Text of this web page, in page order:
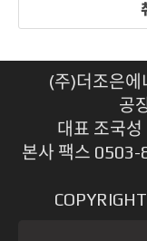
(주)더조은
공
대표 조국
본사 팩스